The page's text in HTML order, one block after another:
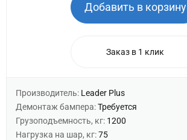
Добавить в корзину
Заказ в 1 клик
Производитель: Leader Plus
Демонтаж бампера:Требуется
Грузоподъемность, кг: 1200
Нагрузка на шар, кг:75